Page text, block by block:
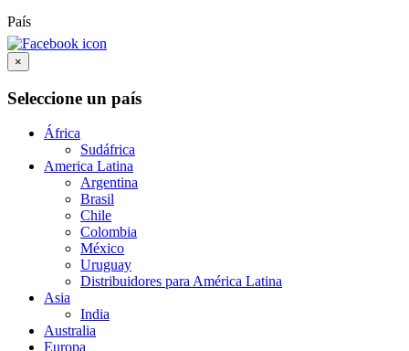
País
×
Seleccione un país
África
Sudáfrica
America Latina
Argentina
Brasil
Chile
Colombia
México
Uruguay
Distribuidores para América Latina
Asia
India
Australia
Europa